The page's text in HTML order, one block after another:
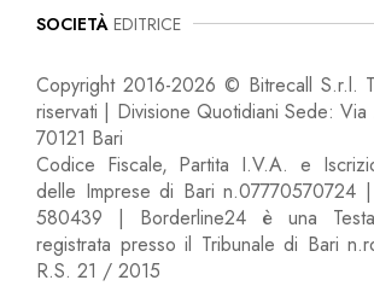
SOCIETÀ EDITRICE
Copyright 2016-2026 © Bitrecall S.r.l.
riservati | Divisione Quotidiani Sede:
70121 Bari
Codice Fiscale, Partita I.V.A. e
delle Imprese di Bari n.07770570724
580439 | Borderline24 è una
registrata presso il Tribunale di Bari
R.S. 21 / 2015